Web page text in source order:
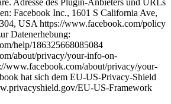
Facebook Inc., 1601 S California Ave,
USA https://www.facebook.com/policy
Datenerhebung:
help/186325668085084
about/privacy/your-info-on-
www.facebook.com/about/privacy/your-
hat sich dem EU-US-Privacy-Shield
EU-US-Framework